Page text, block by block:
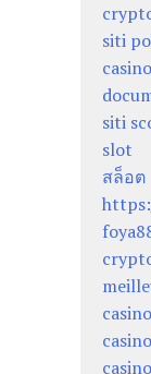
siti
siti
slot
สล็อต